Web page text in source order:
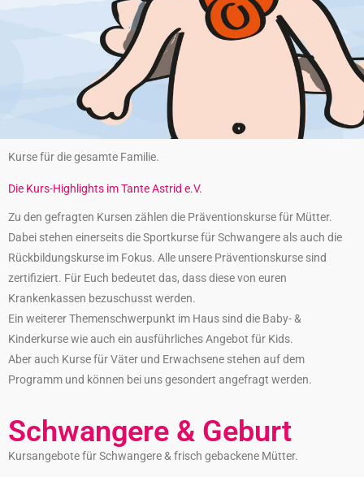
Kurse für die gesamte Familie.
Die Kurs-Highlights im Tante Astrid e.V.
Zu den gefragten Kursen zählen die Präventionskurse für Mütter.
Dabei stehen einerseits die Sportkurse für Schwangere als auch die
Rückbildungskurse im Fokus. Alle unsere Präventionskurse sind
zertifiziert. Für Euch bedeutet das, dass diese von euren
Krankenkassen bezuschusst werden.
Ein weiterer Themenschwerpunkt im Haus sind die Baby- &
Kinderkurse wie auch ein ausführliches Angebot für Kids.
Aber auch Kurse für Väter und Erwachsene stehen auf dem
Programm und können bei uns gesondert angefragt werden.
Schwangere & Geburt
Kursangebote für Schwangere & frisch gebackene Mütter.